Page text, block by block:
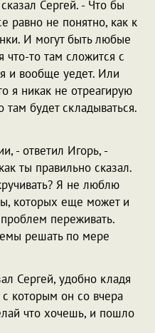
Сергей. - Что бы
равно не понятно, как к
И могут быть любые
что-то там сложится с
и вообще уедет. Или
я никак не отреагирую
там будет складываться.
- ответил Игорь, -
ты правильно сказал.
Я не люблю
которых еще может и
переживать.
решать по мере
Сергей, удобно кладя
которым он со вчера
что хочешь, и пошло